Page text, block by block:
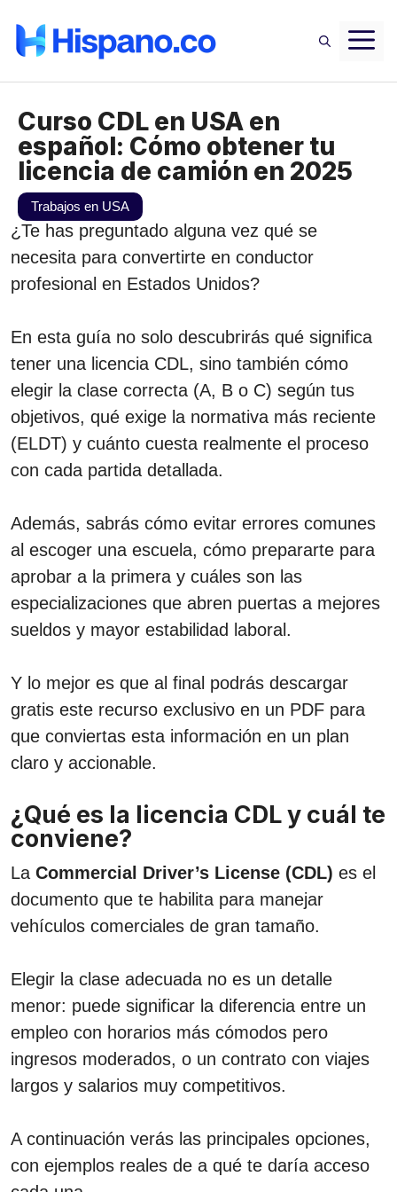
Curso CDL en USA en
español: Cómo obtener tu
licencia de camión en 2025
Trabajos en USA
¿Te has preguntado alguna vez qué se
necesita para convertirte en conductor
profesional en Estados Unidos?
En esta guía no solo descubrirás qué significa
tener una licencia CDL, sino también cómo
elegir la clase correcta (A, B o C) según tus
objetivos, qué exige la normativa más reciente
(ELDT) y cuánto cuesta realmente el proceso
con cada partida detallada.
Además, sabrás cómo evitar errores comunes
al escoger una escuela, cómo prepararte para
aprobar a la primera y cuáles son las
especializaciones que abren puertas a mejores
sueldos y mayor estabilidad laboral.
Y lo mejor es que al final podrás descargar
gratis este recurso exclusivo en un PDF para
que conviertas esta información en un plan
claro y accionable.
¿Qué es la licencia CDL y cuál te
conviene?
La Commercial Driver’s License (CDL) es el
documento que te habilita para manejar
vehículos comerciales de gran tamaño.
Elegir la clase adecuada no es un detalle
menor: puede significar la diferencia entre un
empleo con horarios más cómodos pero
ingresos moderados, o un contrato con viajes
largos y salarios muy competitivos.
A continuación verás las principales opciones,
con ejemplos reales de a qué te daría acceso